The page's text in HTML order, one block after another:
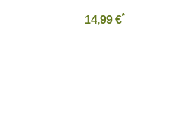
14,99 €*